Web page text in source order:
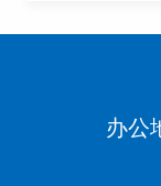
办公